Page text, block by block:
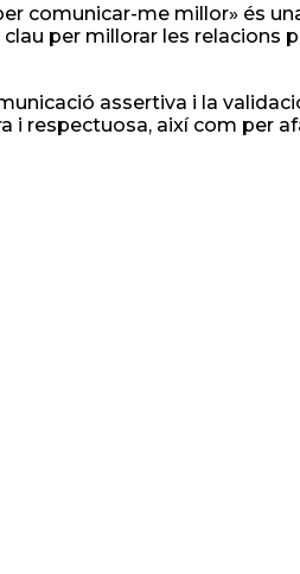
comunicar-me millor» és
per millorar les relacions
assertiva i la
i respectuosa, així com per